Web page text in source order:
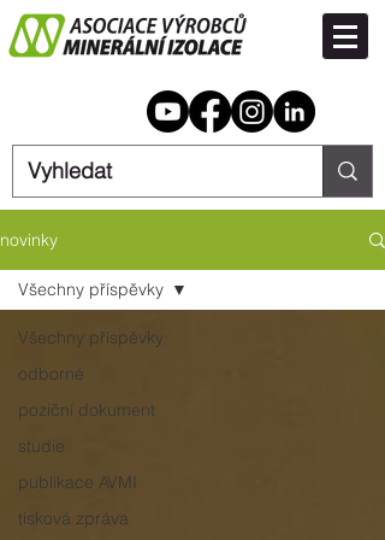
novinky
Všechny příspěvky
odborné
poziční dokument
studie
publikace AVMI
tisková zpráva
Všechny příspěvky